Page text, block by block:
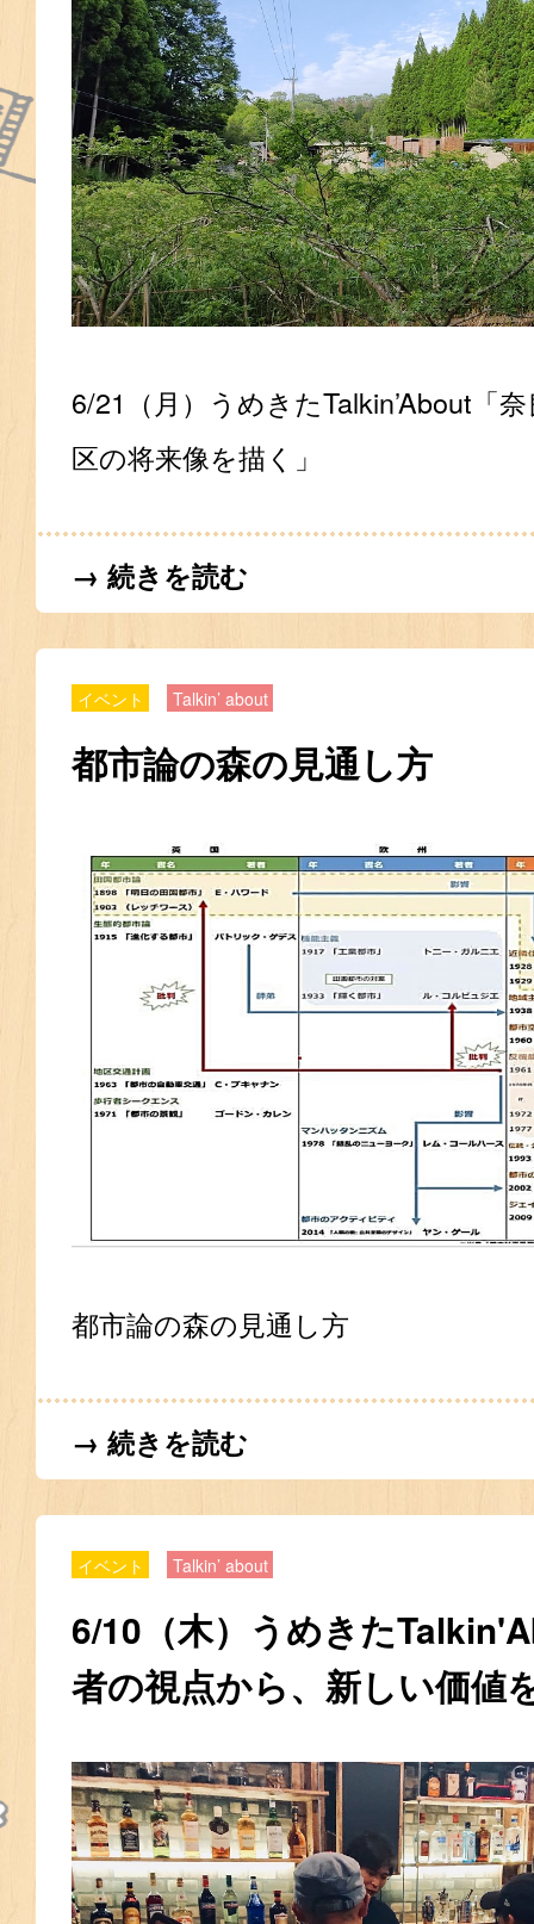
6/21（月）うめきたTalkin’About「
区の将来像を描く」
→ 続きを読む
イベント Talkin’ about
都市論の森の見通し方
都市論の森の見通し方
→ 続きを読む
イベント Talkin’ about
6/10（木）うめきた
者の視点から、新しい価値